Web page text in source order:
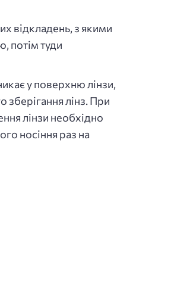
відкладень, з якими
потім туди
у поверхню лінзи,
зберігання лінз. При
лінзи необхідно
носіння раз на